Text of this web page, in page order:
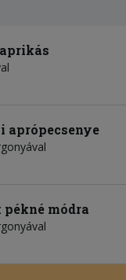
aprópecsenye
pékné módra